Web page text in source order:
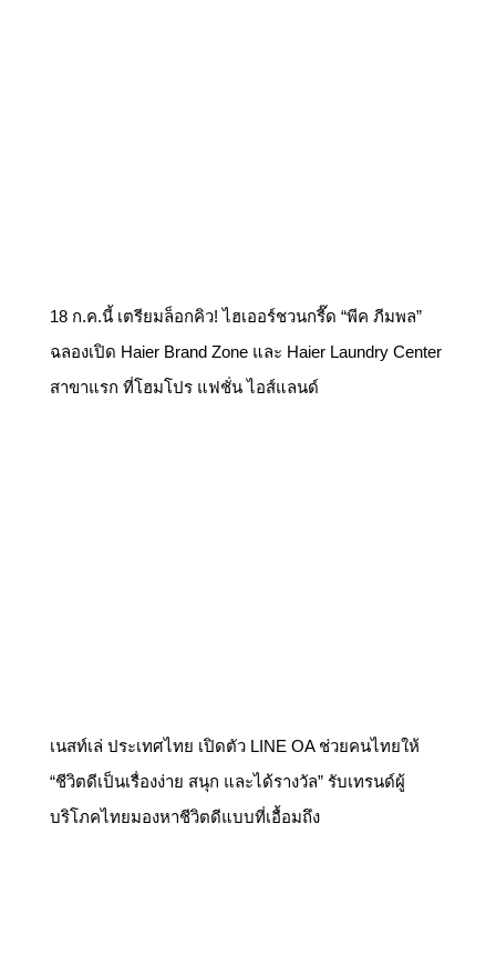
18 ก.ค.นี้ เตรียมล็อกคิว! ไฮเออร์ชวนกรี๊ด “พีค ภีมพล”
ฉลองเปิด Haier Brand Zone และ Haier Laundry Center
สาขาแรก ที่โฮมโปร แฟชั่น ไอส์แลนด์
เนสท์เล่ ประเทศไทย เปิดตัว LINE OA ช่วยคนไทยให้
“ชีวิตดีเป็นเรื่องง่าย สนุก และได้รางวัล” รับเทรนด์ผู้
บริโภคไทยมองหาชีวิตดีแบบที่เอื้อมถึง